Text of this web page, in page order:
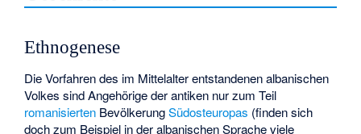
Ethnogenese
Die Vorfahren des im Mittelalter entstandenen albanischen
Volkes sind Angehörige der antiken nur zum Teil
romanisierten BevölkerungSüdosteuropas (finden sich
doch zum Beispiel in der albanischen Sprache viele